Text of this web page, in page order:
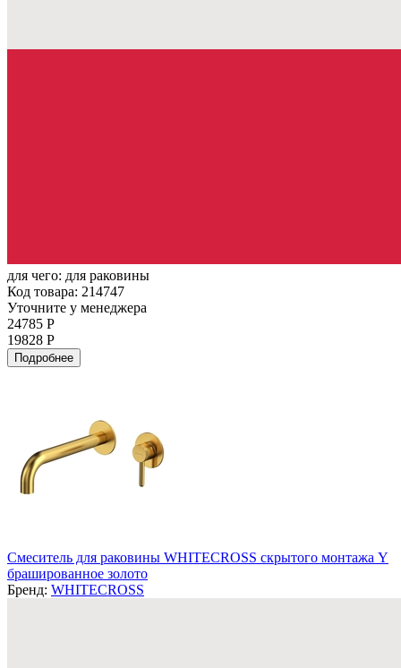
для чего: для раковины
Код товара: 214747
Уточните у менеджера
24785 Р
19828 Р
Подробнее
Смеситель для раковины WHITECROSS скрытого монтажа Y
брашированное золото
Бренд: WHITECROSS